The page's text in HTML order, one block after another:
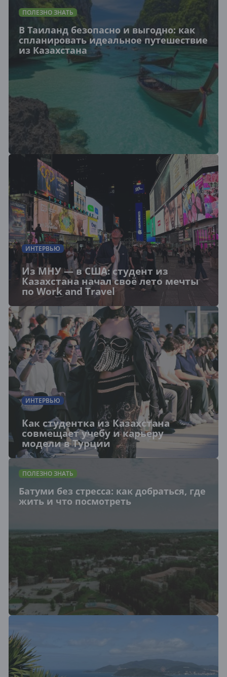
ПОЛЕЗНО ЗНАТЬ
В Таиланд безопасно и выгодно: как
спланировать идеальное путешествие
из Казахстана
ИНТЕРВЬЮ
Из МНУ — в США: студент из
Казахстана начал своё лето мечты
по Work and Travel
ИНТЕРВЬЮ
Как студентка из Казахстана
совмещает учебу и карьеру
модели в Турции
ПОЛЕЗНО ЗНАТЬ
Батуми без стресса: как добраться, где
жить и что посмотреть